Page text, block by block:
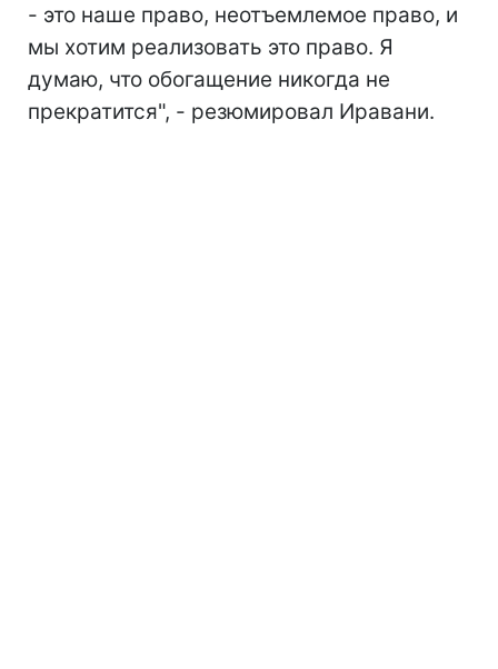
- это наше право, неотъемлемое право, и
мы хотим реализовать это право. Я
думаю, что обогащение никогда не
прекратится", - резюмировал Иравани.